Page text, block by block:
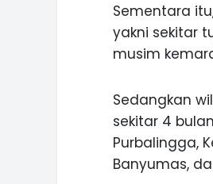
Sementara
yakni sekitar
musim
Sedangkan
sekitar 4
Purbalingga,
Banyumas,